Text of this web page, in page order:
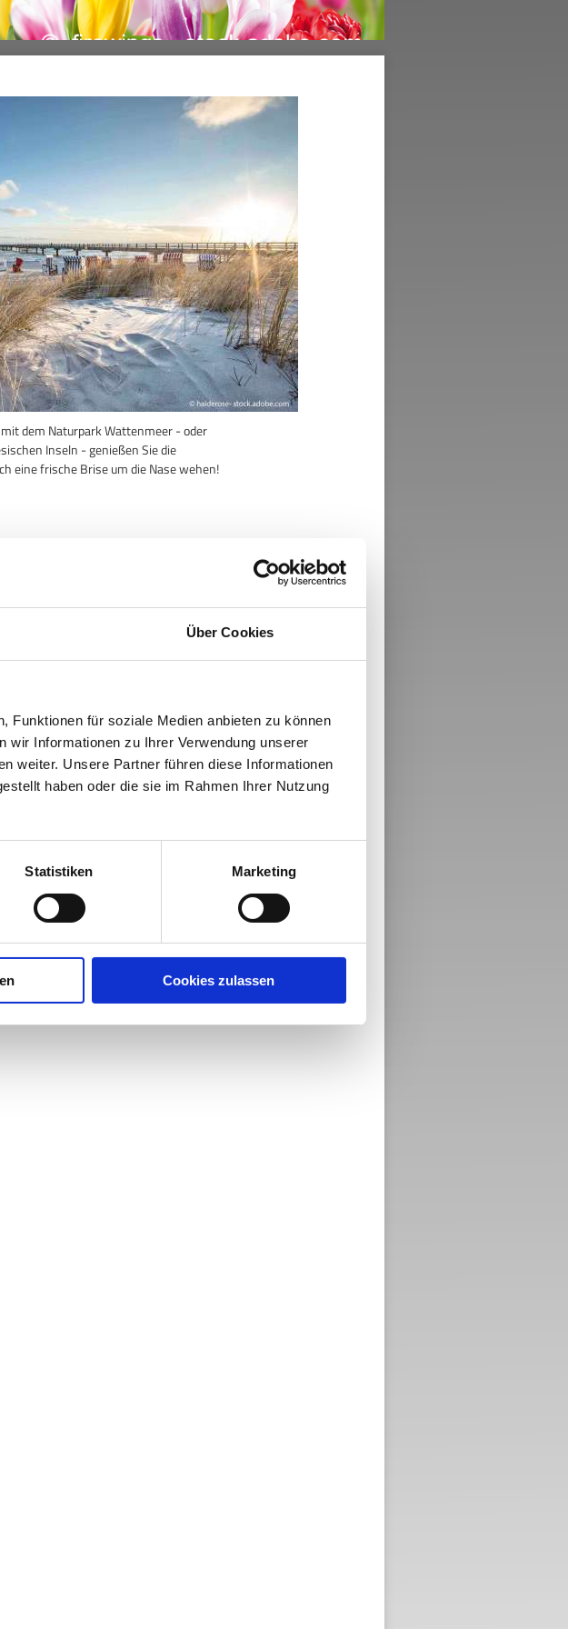
Über Cookies
Funktionen für soziale Medien anbieten zu können
wir Informationen zu Ihrer Verwendung unserer
weiter. Unsere Partner führen diese Informationen
haben oder die sie im Rahmen Ihrer Nutzung
Statistiken Marketing
Cookies zulassen
dem Naturpark Wattenmeer - oder
Inseln - genießen Sie die
eine frische Brise um die Nase wehen!